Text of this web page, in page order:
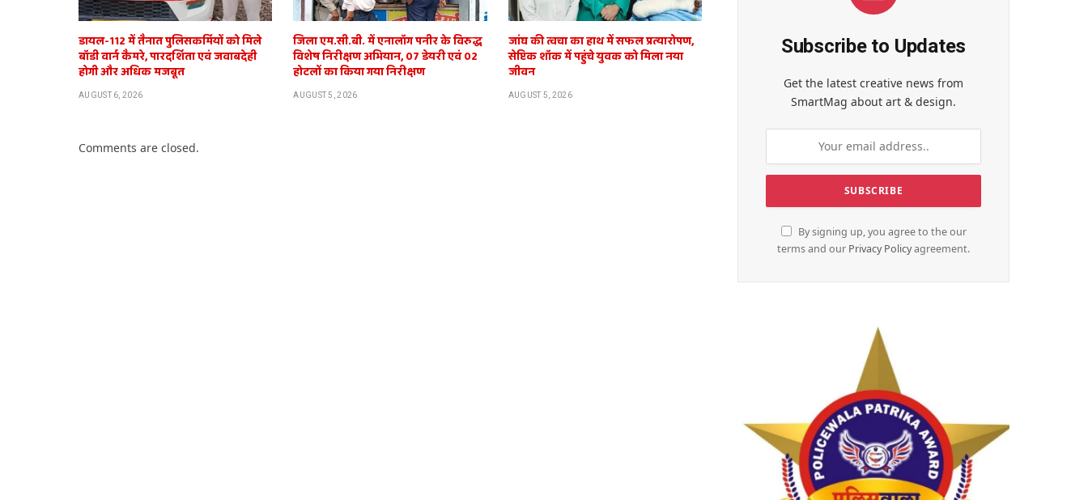
डायल-112 में तैनात पुलिसकर्मियों को मिले
बॉडी वार्न कैमरे, पारदर्शिता एवं जवाबदेही
होगी और अधिक मजबूत
AUGUST 6, 2026
जिला एम.सी.बी. में एनालॉग पनीर के विरुद्ध
विशेष निरीक्षण अभियान, 07 डेयरी एवं 02
होटलों का किया गया निरीक्षण
AUGUST 5, 2026
जांघ की त्वचा का हाथ में सफल प्रत्यारोपण,
सेप्टिक शॉक में पहुंचे युवक को मिला नया
जीवन
AUGUST 5, 2026
Comments are closed.
Subscribe to Updates
Get the latest creative news from
SmartMag about art & design.
By signing up, you agree to the our
terms and our Privacy Policyagreement.